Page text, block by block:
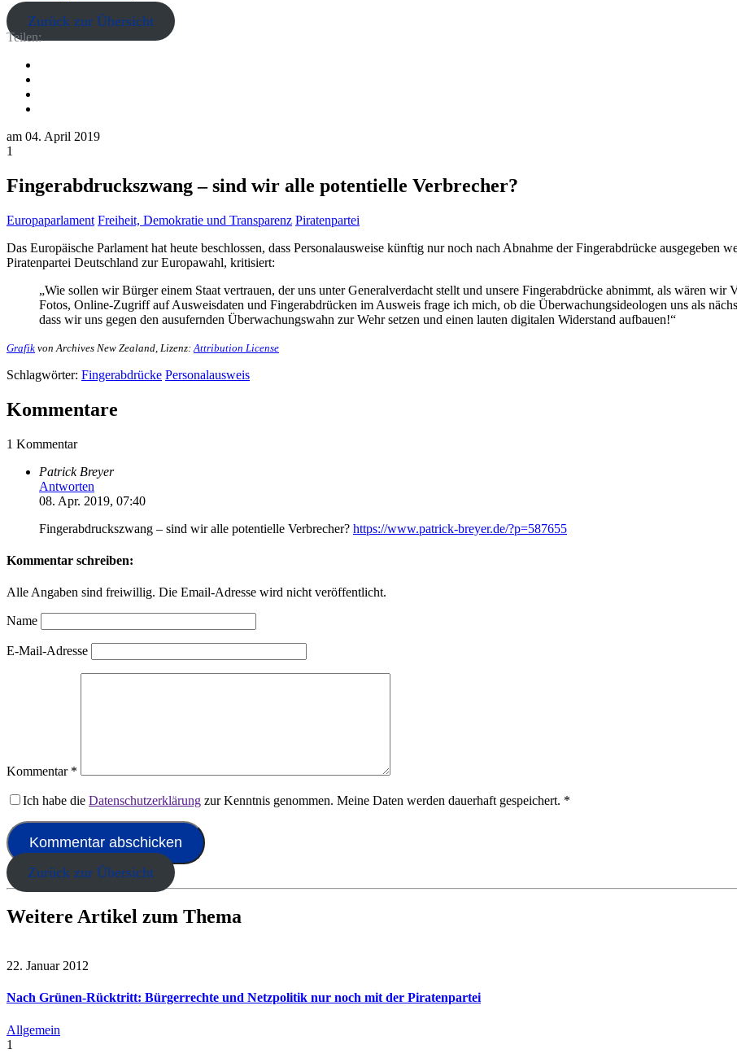
Zurück zur Übersicht
Teilen:
am 04. April 2019
1
Fingerabdruckszwang – sind wir alle potentielle Verbrecher?
Europaparlament Freiheit, Demokratie und Transparenz Piratenpartei
Das Europäische Parlament hat heute beschlossen, dass Personalausweise künftig nur noch nach Abnahme der Fingerabdrücke
Piratenpartei Deutschland zur Europawahl, kritisiert:
„Wie sollen wir Bürger einem Staat vertrauen, der uns unter Generalverdacht stellt und unsere Fingerabdrücke abnimmt, als wären wir
Fotos, Online-Zugriff auf Ausweisdaten und Fingerabdrücken im Ausweis frage ich mich, ob die Überwachungsideologen uns als
dass wir uns gegen den ausufernden Überwachungswahn zur Wehr setzen und einen lauten digitalen Widerstand aufbauen!“
Grafik von Archives New Zealand, Lizenz: Attribution License
Schlagwörter: Fingerabdrücke Personalausweis
Kommentare
1 Kommentar
Patrick Breyer
Antworten
08. Apr. 2019, 07:40
Fingerabdruckszwang – sind wir alle potentielle Verbrecher? https://www.patrick-breyer.de/?p=587655
Kommentar schreiben:
Alle Angaben sind freiwillig. Die Email-Adresse wird nicht veröffentlicht.
Name
E-Mail-Adresse
Kommentar *
Ich habe die Datenschutzerklärung zur Kenntnis genommen. Meine Daten werden dauerhaft gespeichert. *
Zurück zur Übersicht
Weitere Artikel zum Thema
22. Januar 2012
Nach Grünen-Rücktritt: Bürgerrechte und Netzpolitik nur noch mit der Piratenpartei
Allgemein
1